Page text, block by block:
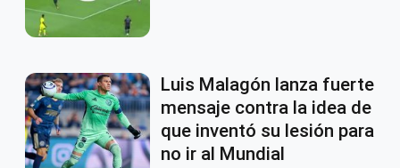
Luis Malagón lanza fuerte
mensaje contra la idea de
que inventó su lesión para
no ir al Mundial